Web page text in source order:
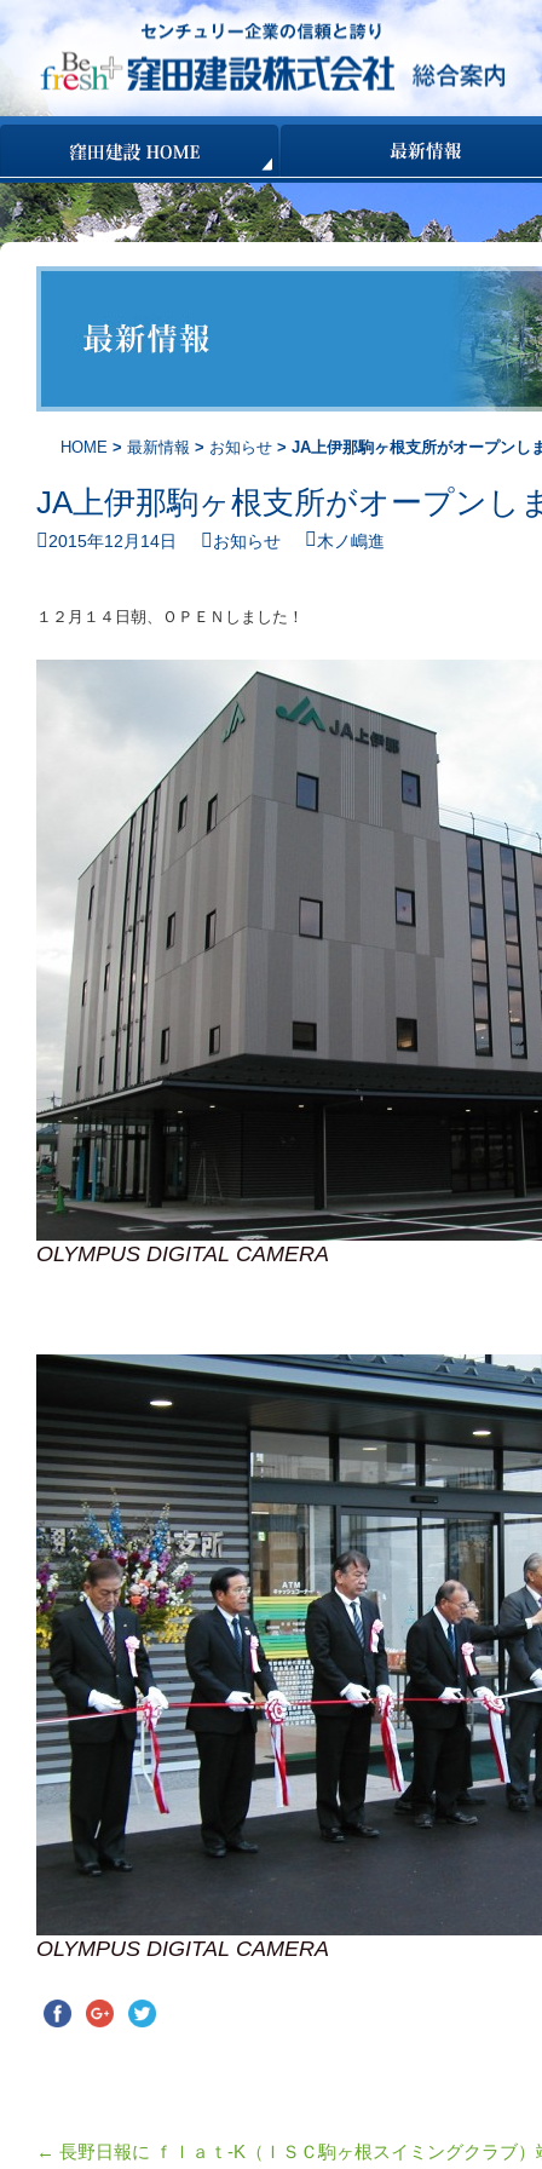
コンテンツへ移動
HOME > 最新情報 > お知らせ > JA上伊那駒ヶ根支所がオープンし
JA上伊那駒ヶ根支所がオープンし
2015年12月14日 お知らせ 木ノ嶋進
１２月１４日朝、ＯＰＥＮしました！
OLYMPUS DIGITAL CAMERA
OLYMPUS DIGITAL CAMERA
← 長野日報に ｆｌａｔ-K（ＩＳＣ駒ヶ根スイミングクラブ